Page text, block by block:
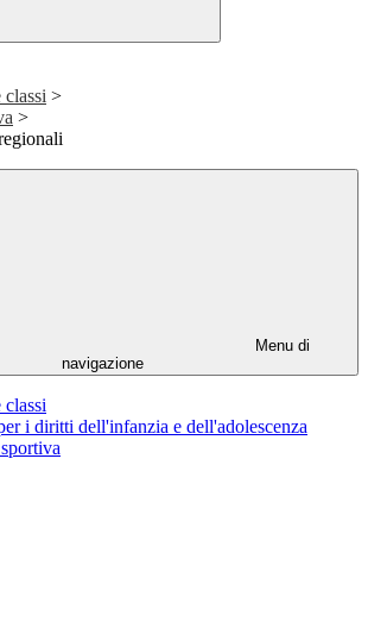
>
>
Menu di
navigazione
i diritti dell'infanzia e dell'adolescenza